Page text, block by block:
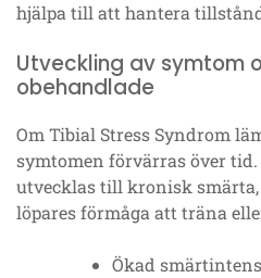
hjälpa till att hantera
Utveckling av symtom
obehandlade
Om Tibial Stress Syndrom
symtomen förvärras över
utvecklas till kronisk
löpares förmåga att träna
Ökad